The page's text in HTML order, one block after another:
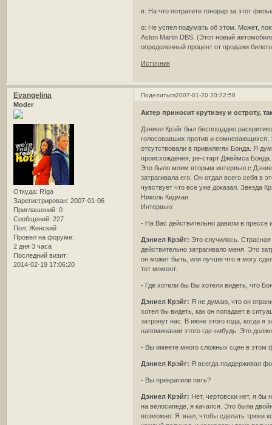
в: На что потратите гонорар за этот
о: Не успел подумать об этом. Может,
Aston Martin DBS. (Этот новый
определенный процент от продажи
Источник
Поделиться2007-01-20 20:22:58
Evangelina
Moder
Откуда: Rīga
Зарегистрирован: 2007-01-06
Приглашений: 0
Сообщений: 227
Пол: Женский
Провел на форуме:
2 дня 3 часа
Последний визит:
2014-02-19 17:06:20
Актер приносит крутизну и остроту,
Дэниел Крэйг был беспощадно
голосовавших против и сомневающихся,
отсутствовали в привилегях Бонда. Я
происхождения, ре-старт Джеймса
Это было моим вторым интервью с
затрагивала его. Он отдал всего себя в
чувствует что все уже доказал. Звезда
Николь Кидман.
Интервью:
- На Вас действительно давили в прессе
Дэниел Крэйг: Это случилось.
действительно затрагивало меня. Это
он может быть, или лучше что я могу
тот момент.
- Где хотели бы Вы хотели видеть, что
Дэниел Крэйг: Я не думаю, что он
хотел бы видеть, как он попадает в
затронут нас. В июне этого года, когда
напоминании этого где-нибудь. Это
- Вы имеете много сложных сцен в этом
Дэниел Крэйг: Я всегда поддерживал
- Вы прекратили пить?
Дэниел Крэйг: Нет, чертовски нет, я
на велосипеде, я качался. Это была
возможно. Я знал, чтобы сделать трюки